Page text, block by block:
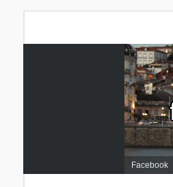
Facebook